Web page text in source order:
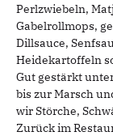
Perlzwiebeln,
Gabelrollmops,
Dillsauce,
Heidekartoffeln
Gut gestärkt
bis zur Marsch
wir Störche,
Zurück im